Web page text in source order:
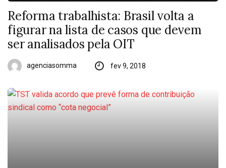
Reforma trabalhista: Brasil volta a
figurar na lista de casos que devem
ser analisados pela OIT
agenciasomma fev 9, 2018